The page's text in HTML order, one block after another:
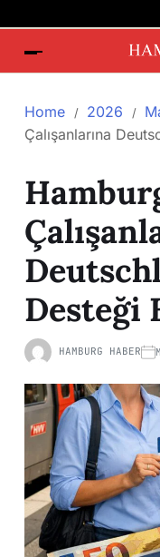
Home 2026
Çalışanlarına
Desteği
HAMBURG HABER